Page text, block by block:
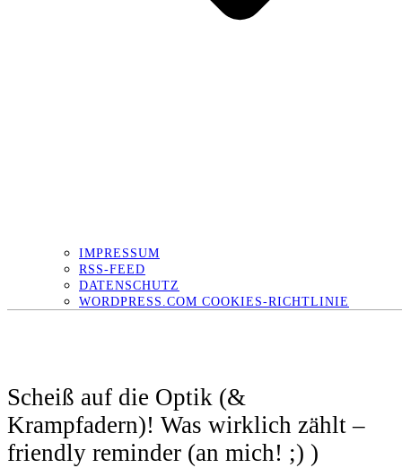
IMPRESSUM
RSS-FEED
DATENSCHUTZ
WORDPRESS.COM COOKIES-RICHTLINIE
Scheiß auf die Optik (&
Krampfadern)! Was wirklich zählt –
friendly reminder (an mich! ;) )